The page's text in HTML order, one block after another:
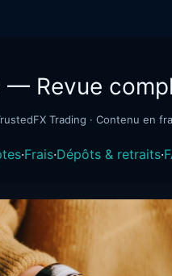
— Revue
Trading · Contenu en
·Frais·Dépôts & retraits·